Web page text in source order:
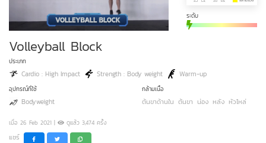
ระดับ
Volleyball Block
ประเภท
Cardio : High Impact Strength : Body weight Warm-up
อุปกรณ์ที่ใช้
Bodyweight
กล้ามเนื้อ
ต้นขาด้านใน ต้นขา น่อง หลัง หัวไหล่
เมื่อ 26 Feb 2021 | ดูแล้ว 3,474 ครั้ง
แชร์